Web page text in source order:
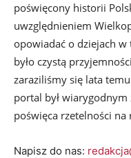
poświęcony historii
uwzględnieniem
opowiadać o dziejach
było czystą
zaraziliśmy się lata
portal był
poświęca rzetelności na
Napisz do nas: